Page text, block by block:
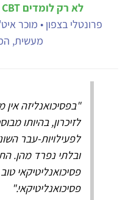
לא רק לומדים CBT מפתחים חשיבה קלינית
פרונטלי בצפון • מוכר
מעשית,
"בפסיכואנליזה
לזיכרון, בהיותו
לפעילויות-עבר
ובלתי נפרד מהן.
פסיכואנליטיקאי
פסיכואנליטיקאי."